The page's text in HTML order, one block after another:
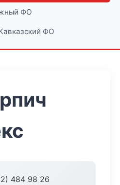
ФО
ФО
484 98 26